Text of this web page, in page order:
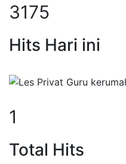
3175
Hits Hari ini
1
Total Hits